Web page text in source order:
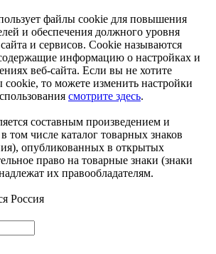
файлы cookie для повышения
и обеспечения должного уровня
и сервисов. Cookie называются
информацию о настройках и
веб-сайта. Если вы не хотите
cookie, то можете изменить настройки
смотрите здесь.
составным произведением и
том числе каталог товарных знаков
опубликованных в открытых
право на товарные знаки (знаки
их правообладателям.
Россия